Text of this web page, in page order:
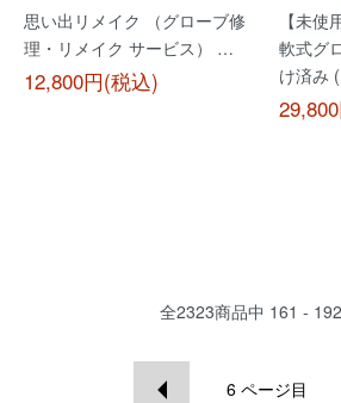
思い出リメイク （グローブ修
理・リメイク サービス） …
12,800円(税込)
【未使
軟式グ
け済み
全2323商品中 161 - 192
6 ページ目